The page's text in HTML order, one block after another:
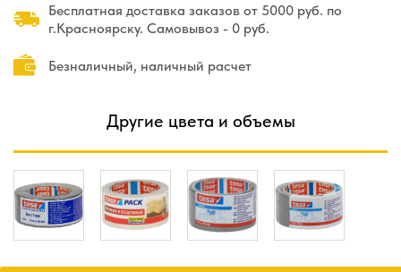
Бесплатная доставка заказов от 5000 руб. по
г.Красноярску. Самовывоз - 0 руб.
Безналичный, наличный расчет
Другие цвета и объемы